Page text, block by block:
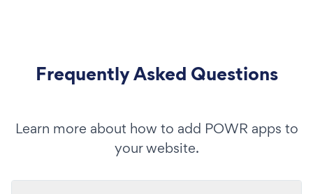
Frequently Asked Questions
Learn more about how to add POWR apps to
your website.